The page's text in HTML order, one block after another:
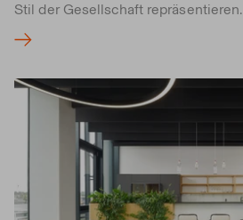
Stil der Gesellschaft repräsentieren.